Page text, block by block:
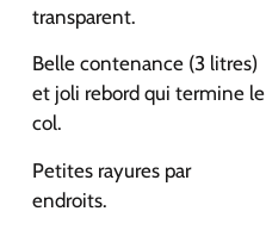
transparent.
Belle contenance (3 litres)
et joli rebord qui termine le
col.
Petites rayures par
endroits.